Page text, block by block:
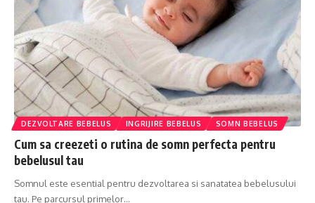
DEZVOLTARE BEBELUS INGRIJIRE BEBELUS SOMN BEBELUS
Cum sa creezeti o rutina de somn perfecta pentru
bebelusul tau
Somnul este esential pentru dezvoltarea si sanatatea bebelusului
tau. Pe parcursul primelor…